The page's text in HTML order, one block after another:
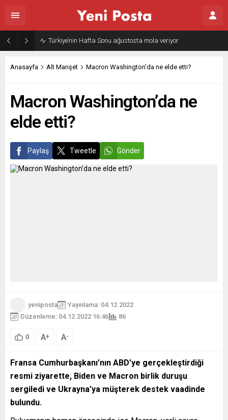
Gazze’nin geleceği: Teknokratik kontrol mü, kolonializm mi?
Anasayfa Alt Manşet Macron Washington’da ne elde etti?
Macron Washington’da ne
elde etti?
Paylaş Tweetle Gönder
yeniposta
Yayınlama: 04.12.2022
Düzenleme: 04.12.2022 16:46
86
0 A+ A-
Fransa Cumhurbaşkanı’nın ABD’ye gerçekleştirdiği
resmi ziyarette, Biden ve Macron birlik duruşu
sergiledi ve Ukrayna’ya müşterek destek vaadinde
bulundu.